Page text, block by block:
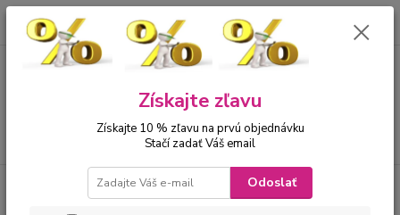
00421 905 612848 za0 €
Odstúpenie od zmluvy uzatvorenej na diaľku
Získajte zľavu
Získajte 10 % zľavu na prvú objednávku
Stačí zadať Váš email
Odoslať